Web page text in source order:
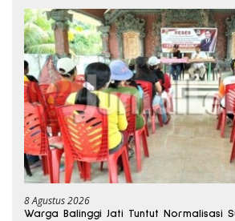
8 Agustus 2026
Warga Balinggi Jati Tuntut Normalisasi